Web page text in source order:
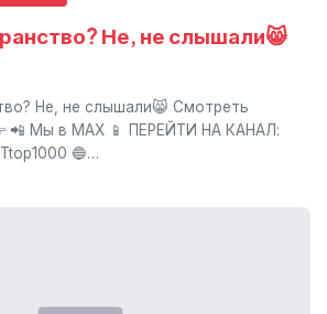
Не, не слышали😸
Не, не слышали😸 Смотреть
📲 Мы в МАХ 📱 ПЕРЕЙТИ НА КАНАЛ:
🔵…